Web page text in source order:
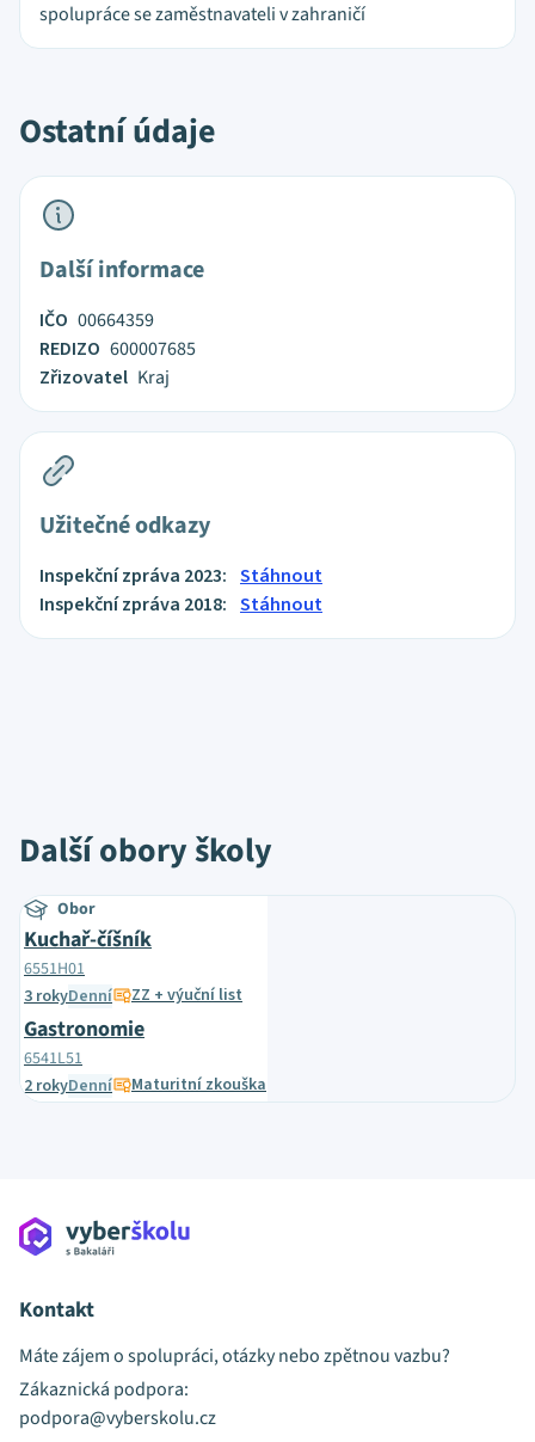
spolupráce se zaměstnavateli v zahraničí
Ostatní údaje
Další informace
IČO 00664359
REDIZO 600007685
Zřizovatel Kraj
Užitečné odkazy
Inspekční zpráva 2023: Stáhnout
Inspekční zpráva 2018: Stáhnout
Další obory školy
Obor
Kuchař-číšník
6551H01
3 rokyDenní ZZ + výuční list
Gastronomie
6541L51
2 rokyDenní Maturitní zkouška
Kontakt
Máte zájem o spolupráci, otázky nebo zpětnou vazbu?
Zákaznická podpora:
podpora@vyberskolu.cz